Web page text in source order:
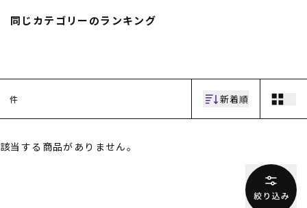
スノーTOP
ブランド一覧
同じカテゴリーのランキング
件 新着順
該当する商品がありません。